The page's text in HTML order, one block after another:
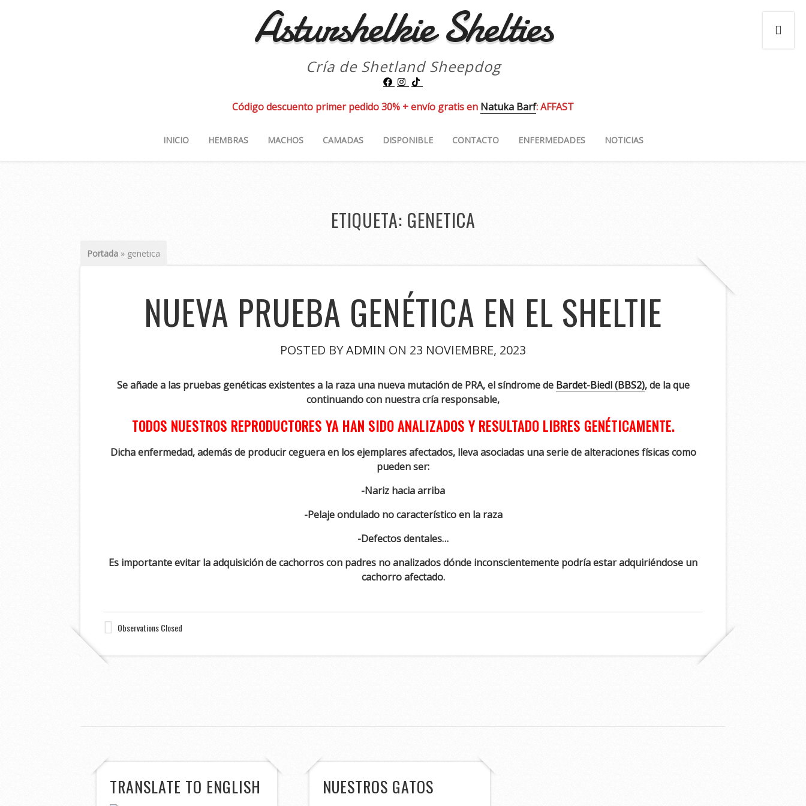
Asturshelkie Shelties
Cría de Shetland Sheepdog
Código descuento primer pedido 30% + envío gratis en Natuka Barf: AFFAST
INICIO HEMBRAS MACHOS CAMADAS DISPONIBLE CONTACTO ENFERMEDADES NOTICIAS
ETIQUETA: GENETICA
Portada » genetica
NUEVA PRUEBA GENÉTICA EN EL SHELTIE
POSTED BYADMIN ON 23 NOVIEMBRE, 2023
Se añade a las pruebas genéticas existentes a la raza una nueva mutaciónde PRA, el síndrome de Bardet-Biedl (BBS2), de la que
continuando con nuestra cría responsable,
TODOS NUESTROS REPRODUCTORES YA HAN SIDO ANALIZADOS Y RESULTADO LIBRES GENÉTICAMENTE.
Dicha enfermedad, además de producir ceguera en los ejemplares afectados, lleva asociadas una serie de alteraciones físicas como
pueden ser:
-Nariz hacia arriba
-Pelaje ondulado no característico en la raza
-Defectos dentales…
Es importante evitar la adquisición de cachorros con padres no analizados dónde inconscientemente podría estar adquiriéndose un
cachorro afectado.
Observations Closed
TRANSLATE TO ENGLISH NUESTROS GATOS